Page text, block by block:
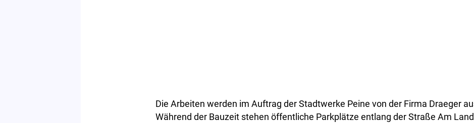
Die Arbeiten werden im Auftrag der Stadtwerke Peine von der Firma Draeger
Während der Bauzeit stehen öffentliche Parkplätze entlang der Straße Am